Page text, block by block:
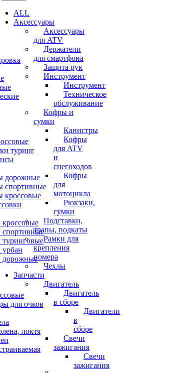
ALL
Аксессуары
Аксессуары
для ATV
Держатели
для смартфона
Защита рук
Инструмент
Инструмент
Техническое
обслуживание
Кофры и
сумки
Канистры
Кофры
для ATV
и
снегоходов
Кофры
для
мотоцикла
Рюкзаки,
сумки
Подставки,
трапы, подкаты
Рамки для
крепления
номера
Чехлы
Запчасти
Двигатель
Двигатель
в сборе
Двигатели
в
сборе
Свечи
зажигания
Свечи
зажигания
туринг
дорожные
спортивные
кроссовые
спортивные
туринговые
урбан
дорожные
для очков
локтя